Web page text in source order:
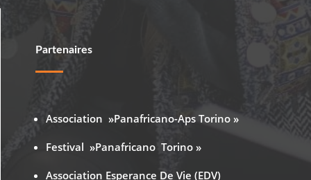
Partenaires
Association »Panafricano-Aps Torino »
Festival »Panafricano Torino »
Association Esperance De Vie (EDV)